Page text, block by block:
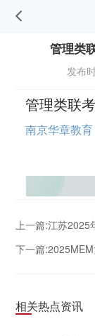
管理类
发布
上一篇:江苏2025
下一篇
相关热点资讯